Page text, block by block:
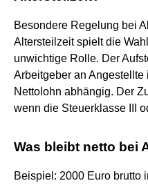
Besondere Regelung bei
Altersteilzeit spielt die
unwichtige Rolle. Der
Arbeitgeber an
Nettolohn abhängig. Der
wenn die Steuerklasse III
Was bleibt netto bei
Beispiel: 2000 Euro brutto